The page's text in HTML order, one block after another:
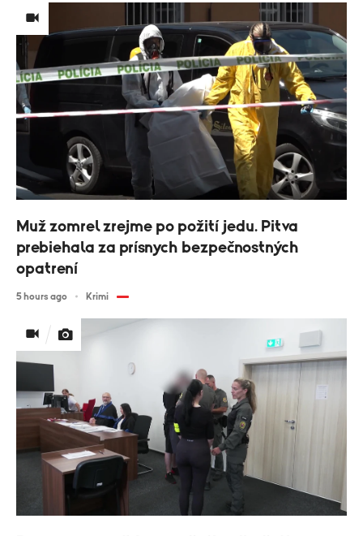
Muž zomrel zrejme po požití jedu. Pitva
prebiehala za prísnych bezpečnostných
opatrení
5 hours ago Krimi